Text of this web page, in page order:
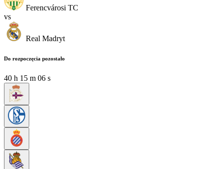
Ferencvárosi TC
vs
Real Madryt
Do rozpoczęcia pozostało
40 h 15 m 04 s